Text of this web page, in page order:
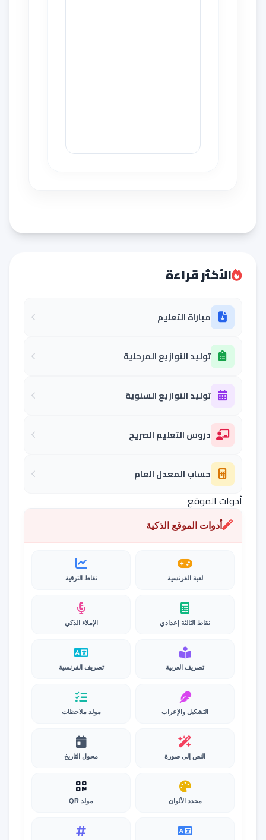
الأكثر قراءة
مباراة التعليم
توليد التوازيع المرحلية
توليد التوازيع السنوية
دروس التعليم الصريح
حساب المعدل العام
أدوات الموقع
أدوات الموقع الذكية
لعبة الفرنسية نقاط الترقية
نقاط الثالثة إعدادي الإملاء الذكي
تصريف العربية تصريف الفرنسية
التشكيل والإعراب مولد ملاحظات
النص إلى صورة محول التاريخ
محدد الألوان مولد QR